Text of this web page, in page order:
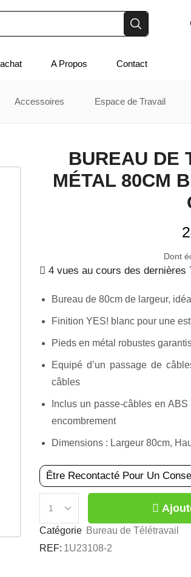
A Propos Contact
Accessoires Espace de Travail
BUREAU DE
MÉTAL 80CM
Dont
4 vues au cours des dernières
Bureau de 80cm de largeur,
Finition YES! blanc pour une
Pieds en métal robustes
Equipé d’un passage de
câbles
Inclus un passe-câbles en
encombrement
Dimensions : Largeur 80cm,
Être Recontacté Pour Un
Catégorie Bureau de Télétravail
REF: 1U23108-2